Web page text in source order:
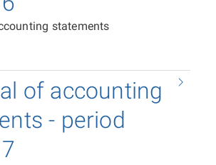
statements
of accounting
- period